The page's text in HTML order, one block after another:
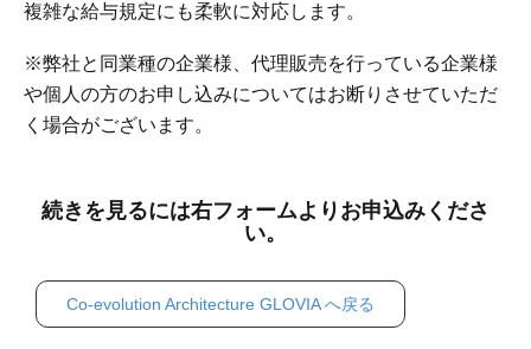
複雑な給与規定にも柔軟に対応します。
※弊社と同業種の企業様、代理販売を行っている企業様
や個人の方のお申し込みについてはお断りさせていただ
く場合がございます。
続きを見るには右フォームよりお申込みくださ
い。
Co-evolution Architecture GLOVIA へ戻る